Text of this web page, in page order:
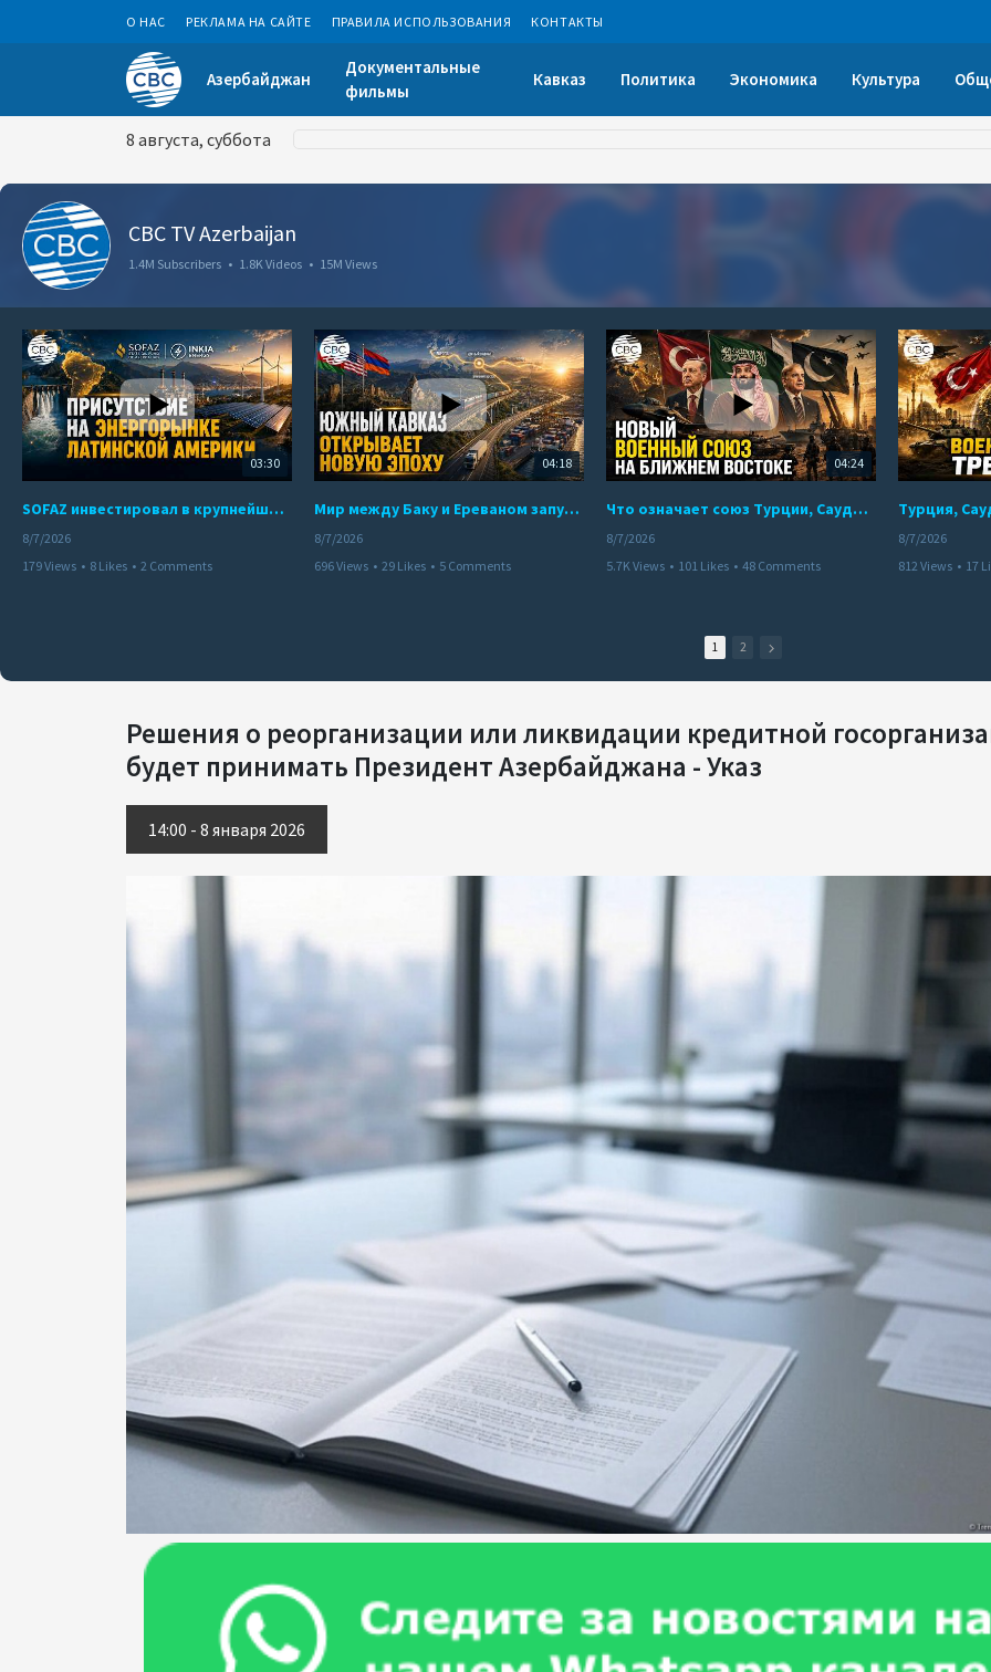
О НАС РЕКЛАМА НА САЙТЕ ПРАВИЛА ИСПОЛЬЗОВАНИЯ КОНТАКТЫ
Азербайджан
Документальные
фильмы
Кавказ Политика Экономика Культура
8 августа, суббота
CBC TV Azerbaijan
1.4M Subscribers • 1.8K Videos • 15M Views
03:30
SOFAZ инвестировал в крупнейшего независимого производителя электроэнергии Перу
8/7/2026
179 Views • 8 Likes • 2 Comments
04:18
Мир между Баку и Ереваном запускает крупные логистические проекты
8/7/2026
696 Views • 29 Likes • 5 Comments
04:24
Что означает союз Турции, Саудовской Аравии и Пакистана?
8/7/2026
5.7K Views • 101 Likes • 48 Comments
8/7/2026
812 Views • 17
1 2
Решения о реорганизации или ликвидации кредитной
будет принимать Президент Азербайджана - Указ
14:00 - 8 января 2026